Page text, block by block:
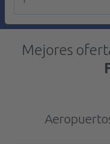
Mejores